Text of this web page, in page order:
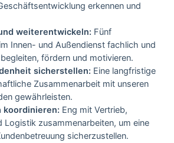
erkennen und
weiterentwickeln: Fünf
Innen- und Außendienst fachlich und
fördern und motivieren.
sicherstellen: Eine langfristige
Zusammenarbeit mit unseren
gewährleisten.
koordinieren: Eng mit Vertrieb,
Logistik zusammenarbeiten, um eine
sicherzustellen.